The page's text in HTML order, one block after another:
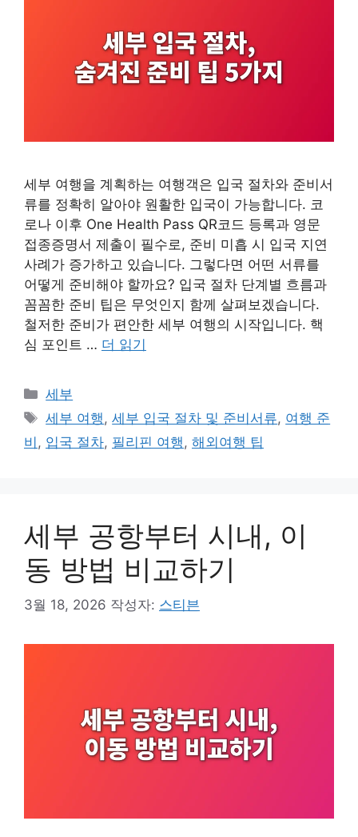
세부 여행을 계획하는 여행객은 입국 절차와 준비서
류를 정확히 알아야 원활한 입국이 가능합니다. 코
로나 이후 One Health Pass QR코드 등록과 영문
접종증명서 제출이 필수로, 준비 미흡 시 입국 지연
사례가 증가하고 있습니다. 그렇다면 어떤 서류를
어떻게 준비해야 할까요? 입국 절차 단계별 흐름과
꼼꼼한 준비 팁은 무엇인지 함께 살펴보겠습니다.
철저한 준비가 편안한 세부 여행의 시작입니다. 핵
심 포인트 … 더 읽기
카
테
리
세부
태
그
세부 여행,세부 입국 절차 및 준비서류, 여행 준
비 , 입국 절차, 필리핀 여행, 해외여행 팁
세부 공항부터 시내, 이
동 방법 비교하기
3월 18, 2026 작성자: 스티븐